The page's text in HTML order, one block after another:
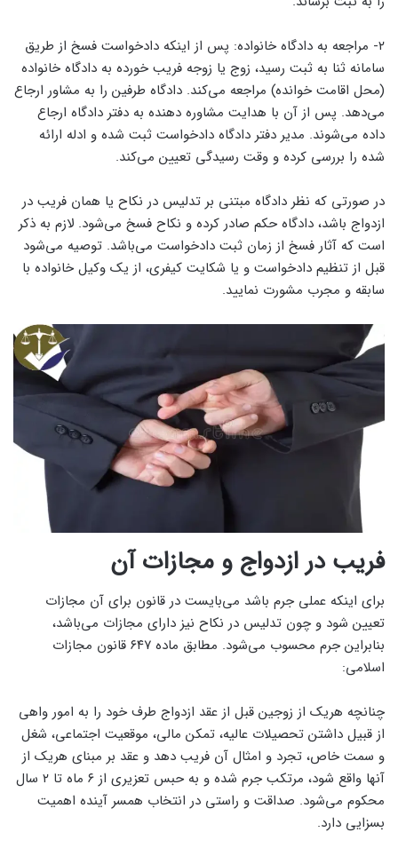
۲- مراجعه به دادگاه خانواده: پس از اینکه دادخواست فسخ از طریق
سامانه ثنا به ثبت رسید، زوج یا زوجه فریب خورده به دادگاه خانواده
(محل اقامت خوانده) مراجعه می‌کند. دادگاه طرفین را به مشاور ارجاع
می‌دهد. پس از آن با هدایت مشاوره دهنده به دفتر دادگاه ارجاع
داده می‌شوند. مدیر دفتر دادگاه دادخواست ثبت شده و ادله ارائه
شده را بررسی کرده و وقت رسیدگی تعیین می‌کند.
در صورتی که نظر دادگاه مبتنی بر تدلیس در نکاح یا همان فریب در
ازدواج باشد، دادگاه حکم صادر کرده و نکاح فسخ می‌شود. لازم به ذکر
است که آثار فسخ از زمان ثبت دادخواست می‌باشد. توصیه می‌شود
قبل از تنظیم دادخواست و یا شکایت کیفری، از یک وکیل خانواده با
سابقه و مجرب مشورت نمایید.
فریب در ازدواج و مجازات آن
برای اینکه عملی جرم باشد می‌بایست در قانون برای آن مجازات
تعیین شود و چون تدلیس در نکاح نیز دارای مجازات می‌باشد،
بنابراین جرم محسوب می‌شود. مطابق ماده ۶۴۷ قانون مجازات
اسلامی:
چنانچه هریک از زوجین قبل از عقد ازدواج طرف خود را به امور واهی
از قبیل داشتن تحصیلات عالیه، تمکن مالی، موقعیت اجتماعی، شغل
و سمت خاص، تجرد و امثال آن فریب دهد و عقد بر مبنای هریک از
آنها واقع شود، مرتکب جرم شده و به حبس تعزیری از ۶ ماه تا ۲ سال
محکوم می‌شود. صداقت و راستی در انتخاب همسر آینده اهمیت
بسزایی دارد.